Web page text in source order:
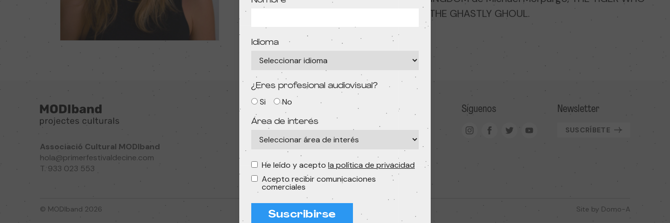
CAME TO TEA, y el especial de animación THE GHASTLY GHOUL.
Associació Cultural MODIband
hola@primerfestivaldecine.com
T. 933 023 553
Política de privacidad
Política de cookies
Condiciones de contratación
Síguenos Newsletter
SUSCRÍBETE
© MODIband 2026 Site by Domo-A
Idioma
¿Eres profesional audiovisual?
Si No
Área de interés
He leído y acepto la política de privacidad
Acepto recibir comunicaciones
comerciales
Suscribirse